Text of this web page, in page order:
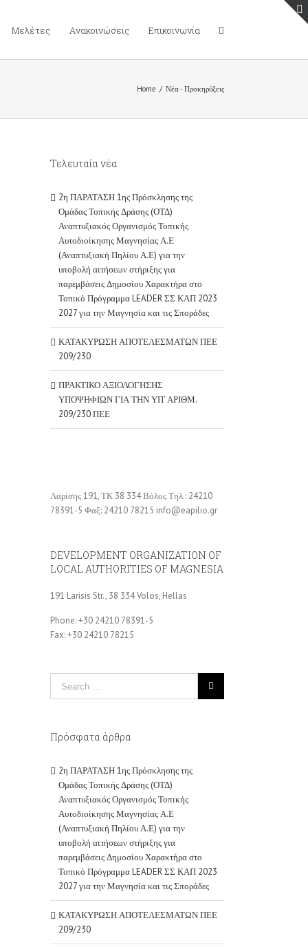
Μελέτες Ανακοινώσεις Επικοινωνία
Home / Νέα - Προκηρύξεις
Τελευταία νέα
2η ΠΑΡΑΤΑΣΗ 1ης Πρόσκλησης της
Ομάδας Τοπικής Δράσης (ΟΤΔ)
Αναπτυξιακός Οργανισμός Τοπικής
Αυτοδιοίκησης Μαγνησίας Α.Ε
(Αναπτυξιακή Πηλίου Α.Ε) για την
υποβολή αιτήσεων στήριξης για
παρεμβάσεις Δημοσίου Χαρακτήρα στο
Τοπικό Πρόγραμμα LEADER ΣΣ ΚΑΠ 2023
2027 για την Μαγνησία και τις Σποράδες
ΚΑΤΑΚΥΡΩΣΗ ΑΠΟΤΕΛΕΣΜΑΤΩΝ ΠΕΕ
209/230
ΠΡΑΚΤΙΚΟ ΑΞΙΟΛΟΓΗΣΗΣ
ΥΠΟΨΗΦΙΩΝ ΓΙΑ ΤΗΝ ΥΠ’ ΑΡΙΘΜ.
209/230 ΠΕΕ
Λαρίσης 191, ΤΚ 38 334 Βόλος Τηλ.: 24210
78391-5 Φαξ: 24210 78215 info@eapilio.gr
DEVELOPMENT ORGANIZATION OF
LOCAL AUTHORITIES OF MAGNESIA
191 Larisis Str., 38 334 Volos, Hellas
Phone: +30 24210 78391-5
Fax: +30 24210 78215
Πρόσφατα άρθρα
2η ΠΑΡΑΤΑΣΗ 1ης Πρόσκλησης της
Ομάδας Τοπικής Δράσης (ΟΤΔ)
Αναπτυξιακός Οργανισμός Τοπικής
Αυτοδιοίκησης Μαγνησίας Α.Ε
(Αναπτυξιακή Πηλίου Α.Ε) για την
υποβολή αιτήσεων στήριξης για
παρεμβάσεις Δημοσίου Χαρακτήρα στο
Τοπικό Πρόγραμμα LEADER ΣΣ ΚΑΠ 2023
2027 για την Μαγνησία και τις Σποράδες
ΚΑΤΑΚΥΡΩΣΗ ΑΠΟΤΕΛΕΣΜΑΤΩΝ ΠΕΕ
209/230